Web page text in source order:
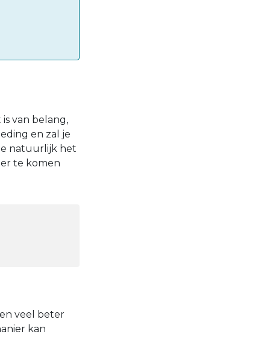
van belang,
en zal je
natuurlijk het
te komen
veel beter
kan